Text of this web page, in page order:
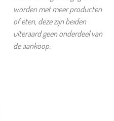
worden met meer producten
of eten, deze zijn beiden
uiteraard geen onderdeel van
de aankoop.